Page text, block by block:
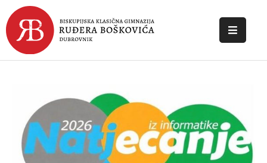
POČETNA
DOKUMENTI
NOVOSTI